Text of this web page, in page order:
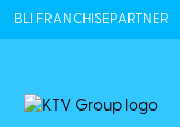
BLI FRANCHISEPARTNER